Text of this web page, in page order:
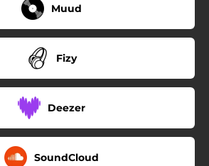
Muud
Fizy
Deezer
SoundCloud